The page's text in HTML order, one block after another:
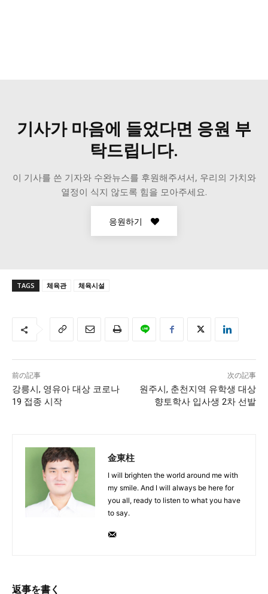
기사가 마음에 들었다면 응원 부
탁드립니다.
이 기사를 쓴 기자와 수완뉴스를 후원해주셔서, 우리의 가치와
열정이 식지 않도록 힘을 모아주세요.
응원하기
TAGS 체육관 체육시설
前の記事
강릉시, 영유아 대상 코로나
19 접종 시작
次の記事
원주시, 춘천지역 유학생 대상
향토학사 입사생 2차 선발
金東柱
I will brighten the world around me with
my smile. And I will always be here for
you all, ready to listen to what you have
to say.
返事を書く